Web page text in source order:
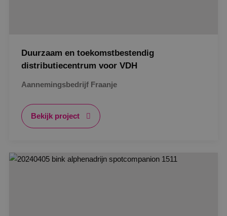
Duurzaam en toekomstbestendig
distributiecentrum voor VDH
Aannemingsbedrijf Fraanje
Bekijk project